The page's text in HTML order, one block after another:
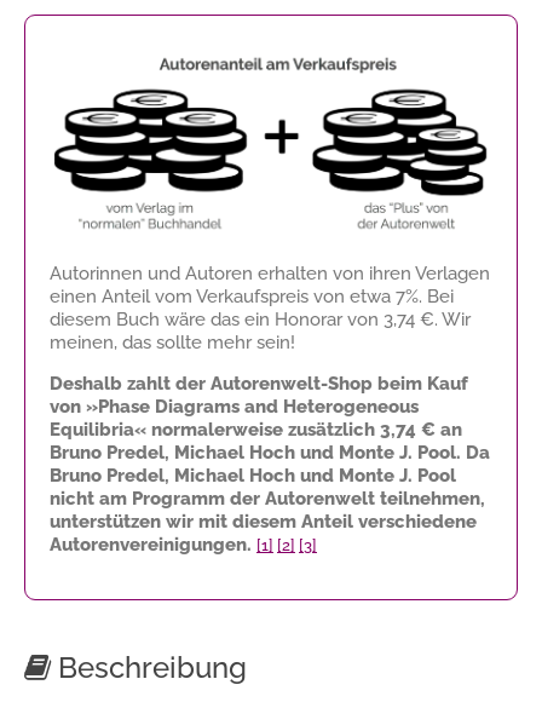
Autorinnen und Autoren erhalten von ihren Verlagen
einen Anteil vom Verkaufspreis von etwa 7%. Bei
diesem Buch wäre das ein Honorar von 3,74 €. Wir
meinen, das sollte mehr sein!
Deshalb zahlt der Autorenwelt-Shop beim Kauf
von »Phase Diagrams and Heterogeneous
Equilibria« normalerweise zusätzlich 3,74 € an
Bruno Predel, Michael Hoch und Monte J. Pool. Da
Bruno Predel, Michael Hoch und Monte J. Pool
nicht am Programm der Autorenwelt teilnehmen,
unterstützen wir mit diesem Anteil verschiedene
Autorenvereinigungen. [1] [2] [3]
Beschreibung